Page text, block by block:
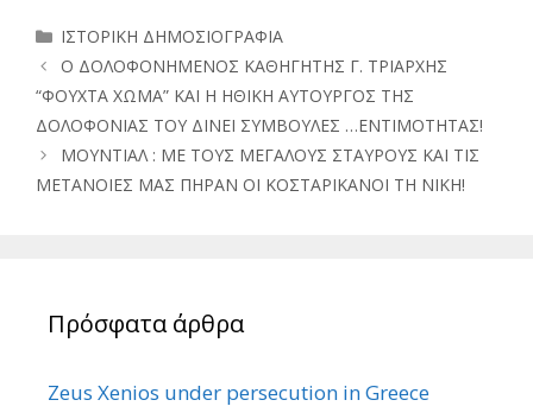
Κατηγορίες
ΙΣΤΟΡΙΚΗ ΔΗΜΟΣΙΟΓΡΑΦΙΑ
Ο ΔΟΛΟΦΟΝΗΜΕΝΟΣ ΚΑΘΗΓΗΤΗΣ Γ. ΤΡΙΑΡΧΗΣ
“ΦΟΥΧΤΑ ΧΩΜΑ” ΚΑΙ Η ΗΘΙΚΗ ΑΥΤΟΥΡΓΟΣ ΤΗΣ
ΔΟΛΟΦΟΝΙΑΣ ΤΟΥ ΔΙΝΕΙ ΣΥΜΒΟΥΛΕΣ …ΕΝΤΙΜΟΤΗΤΑΣ!
ΜΟΥΝΤΙΑΛ : ΜΕ ΤΟΥΣ ΜΕΓΑΛΟΥΣ ΣΤΑΥΡΟΥΣ ΚΑΙ ΤΙΣ
ΜΕΤΑΝΟΙΕΣ ΜΑΣ ΠΗΡΑΝ ΟΙ ΚΟΣΤΑΡΙΚΑΝΟΙ ΤΗ ΝΙΚΗ!
Πρόσφατα άρθρα
Zeus Xenios under persecution in Greece